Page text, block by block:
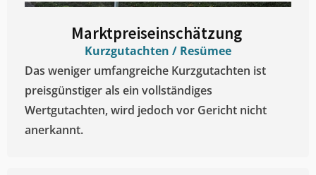
Marktpreiseinschätzung ​
Kurzgutachten / Resümee
Das weniger umfangreiche Kurzgutachten ist
preisgünstiger als ein vollständiges
Wertgutachten, wird jedoch vor Gericht nicht
anerkannt.